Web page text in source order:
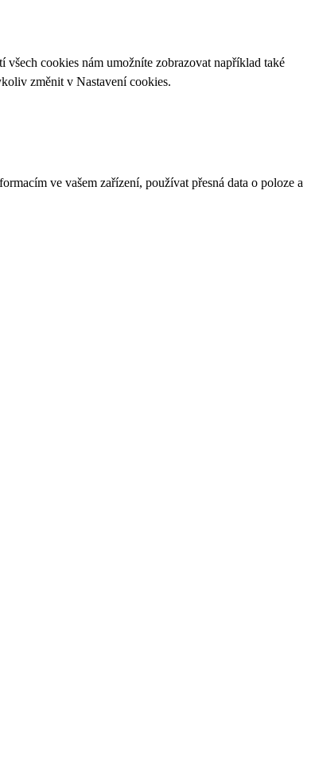
cookies nám umožníte zobrazovat například také
změnit v Nastavení cookies.
ve vašem zařízení, používat přesná data o poloze a